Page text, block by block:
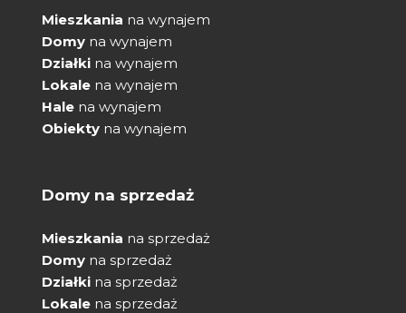
Mieszkania na wynajem
Domy na wynajem
Działki na wynajem
Lokale na wynajem
Hale na wynajem
Obiekty na wynajem
Domy na sprzedaż
Mieszkania na sprzedaż
Domy na sprzedaż
Działki na sprzedaż
Lokale na sprzedaż